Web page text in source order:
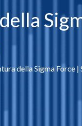
della Sigma Force